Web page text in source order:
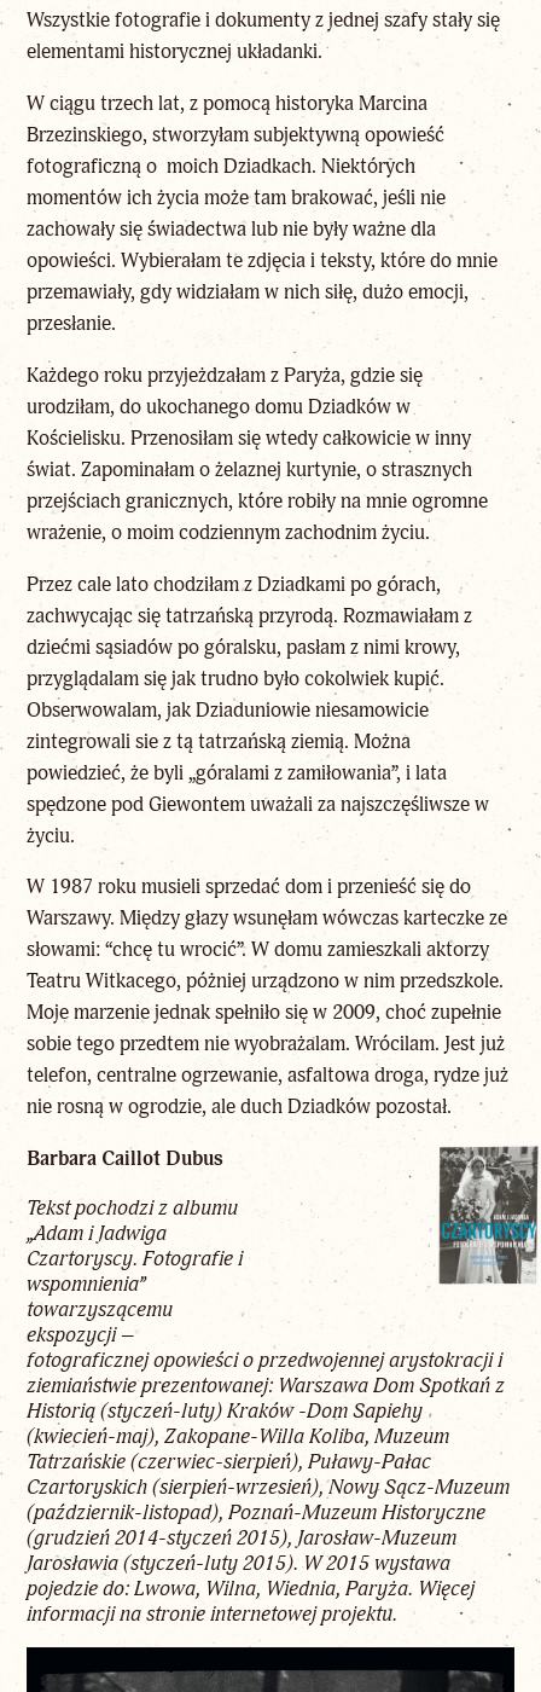
Wszystkie fotografie i dokumenty z jednej szafy stały się
elementami historycznej układanki.
W ciągu trzech lat, z pomocą historyka Marcina
Brzezinskiego, stworzyłam subjektywną opowieść
fotograficzną o moich Dziadkach. Niektórych
momentów ich życia może tam brakować, jeśli nie
zachowały się świadectwa lub nie były ważne dla
opowieści. Wybierałam te zdjęcia i teksty, które do mnie
przemawiały, gdy widziałam w nich siłę, dużo emocji,
przesłanie.
Każdego roku przyjeżdzałam z Paryża, gdzie się
urodziłam, do ukochanego domu Dziadków w
Kościelisku. Przenosiłam się wtedy całkowicie w inny
świat. Zapominałam o żelaznej kurtynie, o strasznych
przejściach granicznych, które robiły na mnie ogromne
wrażenie, o moim codziennym zachodnim życiu.
Przez cale lato chodziłam z Dziadkami po górach,
zachwycając się tatrzańską przyrodą. Rozmawiałam z
dziećmi sąsiadów po góralsku, pasłam z nimi krowy,
przyglądalam się jak trudno było cokolwiek kupić.
Obserwowalam, jak Dziaduniowie niesamowicie
zintegrowali sie z tą tatrzańską ziemią. Można
powiedzieć, że byli „góralami z zamiłowania”, i lata
spędzone pod Giewontem uważali za najszczęśliwsze w
życiu.
W 1987 roku musieli sprzedać dom i przenieść się do
Warszawy. Między głazy wsunęłam wówczas karteczke ze
słowami: “chcę tu wrocić”. W domu zamieszkali aktorzy
Teatru Witkacego, póżniej urządzono w nim przedszkole.
Moje marzenie jednak spełniło się w 2009, choć zupełnie
sobie tego przedtem nie wyobrażalam. Wrócilam. Jest już
telefon, centralne ogrzewanie, asfaltowa droga, rydze już
nie rosną w ogrodzie, ale duch Dziadków pozostał.
Barbara Caillot Dubus
Tekst pochodzi z albumu
„Adam i Jadwiga
Czartoryscy. Fotografie i
wspomnienia”
towarzyszącemu
ekspozycji –
fotograficznej opowieści o przedwojennej arystokracji i
ziemiaństwie prezentowanej: Warszawa Dom Spotkań z
Historią (styczeń-luty) Kraków -Dom Sapiehy
(kwiecień-maj), Zakopane-Willa Koliba, Muzeum
Tatrzańskie (czerwiec-sierpień), Puławy-Pałac
Czartoryskich (sierpień-wrzesień), Nowy Sącz-Muzeum
(październik-listopad), Poznań-Muzeum Historyczne
(grudzień 2014-styczeń 2015), Jarosław-Muzeum
Jarosławia (styczeń-luty 2015). W 2015 wystawa
pojedzie do: Lwowa, Wilna, Wiednia, Paryża. Więcej
informacjina stronie internetowej projektu.